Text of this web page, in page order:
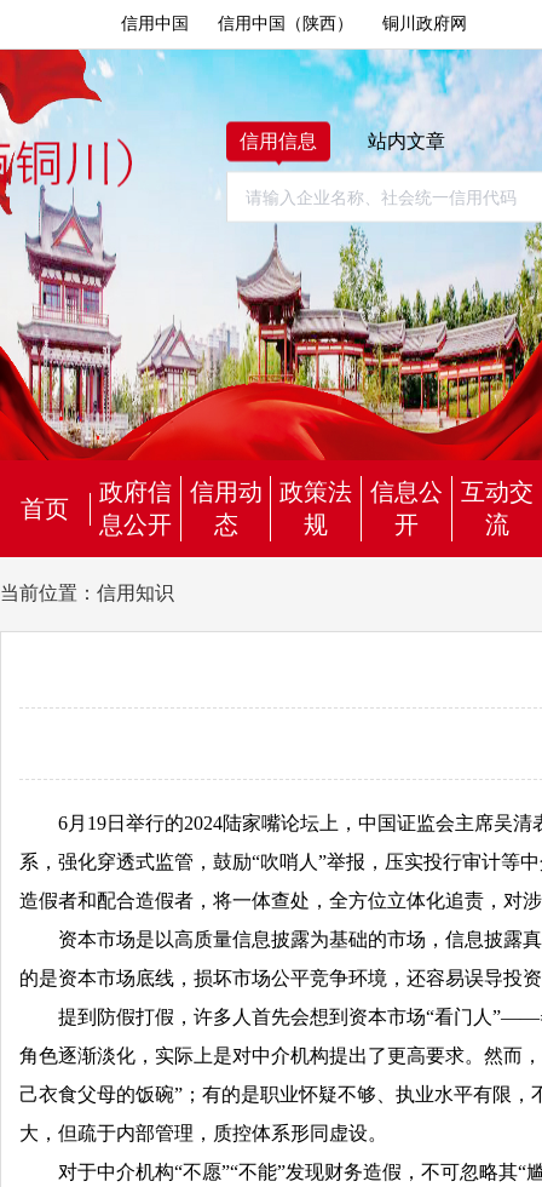
信用中国 信用中国（陕西） 铜川政府网
信用信息 站内文章
首页
政府信
息公开
信用动
态
政策法
规
信息公
开
互动交
流
当前位置：信用知识
6月19日举行的2024陆家嘴论坛上，中国证监会主席吴
系，强化穿透式监管，鼓励“吹哨人”举报，压实投行审计等
造假者和配合造假者，将一体查处，全方位立体化追责，对
资本市场是以高质量信息披露为基础的市场，信息披露
的是资本市场底线，损坏市场公平竞争环境，还容易误导投
提到防假打假，许多人首先会想到资本市场“看门人
角色逐渐淡化，实际上是对中介机构提出了更高要求。然而
己衣食父母的饭碗”；有的是职业怀疑不够、执业水平有限
大，但疏于内部管理，质控体系形同虚设。
对于中介机构“不愿”“不能”发现财务造假，不可忽略其